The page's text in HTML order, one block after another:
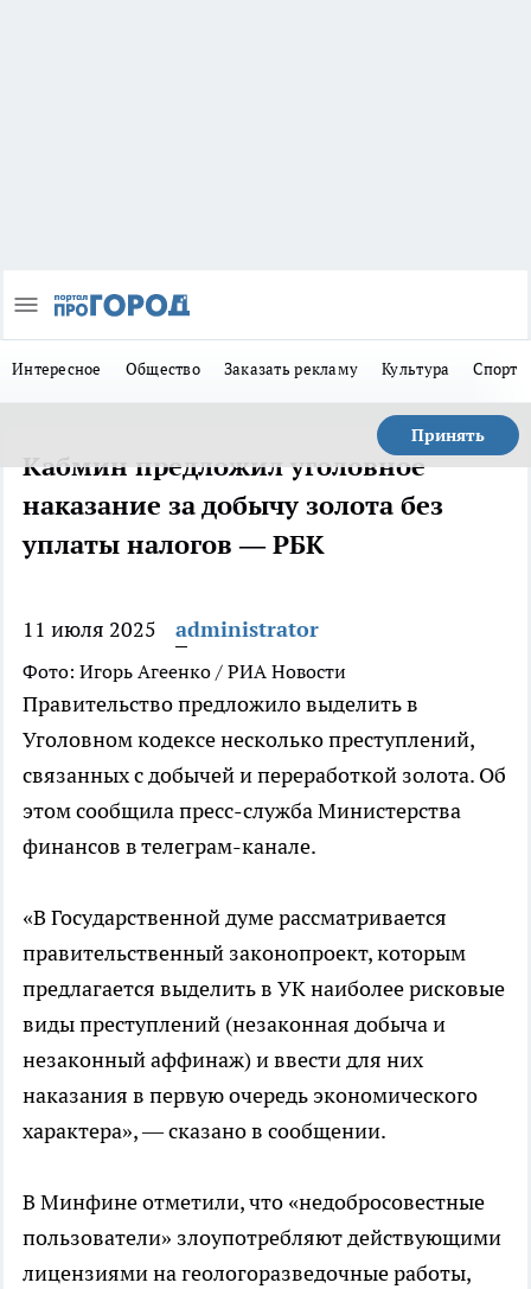
Интересное Общество Заказать рекламу Культура Спорт
Принять
Кабмин предложил уголовное
наказание за добычу золота без
уплаты налогов — РБК
11 июля 2025 administrator
Фото: Игорь Агеенко / РИА Новости
Правительство предложило выделить в
Уголовном кодексе несколько преступлений,
связанных с добычей и переработкой золота. Об
этом сообщила пресс-служба Министерства
финансов в телеграм-канале.
«В Государственной думе рассматривается
правительственный законопроект, которым
предлагается выделить в УК наиболее рисковые
виды преступлений (незаконная добыча и
незаконный аффинаж) и ввести для них
наказания в первую очередь экономического
характера», — сказано в сообщении.
В Минфине отметили, что «недобросовестные
пользователи» злоупотребляют действующими
лицензиями на геологоразведочные работы,